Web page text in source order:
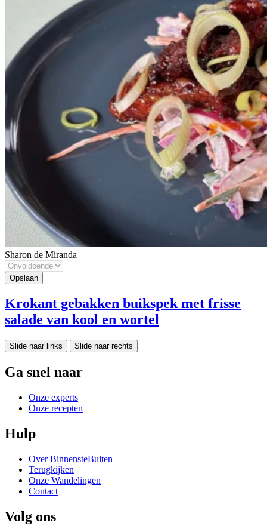
Sharon de Miranda
Krokant gebakken buikspek met frisse
salade van kool en wortel
Slide naar links Slide naar rechts
Ga snel naar
Onze experts
Onze recepten
Hulp
Over BinnensteBuiten
Terugkijken
Onze Wandelingen
Contact
Volg ons